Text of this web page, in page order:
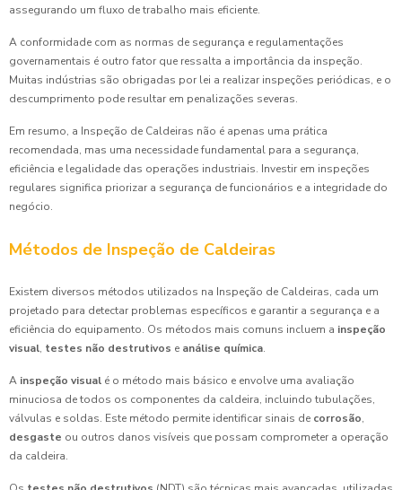
assegurando um fluxo de trabalho mais eficiente.
A conformidade com as normas de segurança e regulamentações
governamentais é outro fator que ressalta a importância da inspeção.
Muitas indústrias são obrigadas por lei a realizar inspeções periódicas, e o
descumprimento pode resultar em penalizações severas.
Em resumo, a Inspeção de Caldeiras não é apenas uma prática
recomendada, mas uma necessidade fundamental para a segurança,
eficiência e legalidade das operações industriais. Investir em inspeções
regulares significa priorizar a segurança de funcionários e a integridade do
negócio.
Métodos de Inspeção de Caldeiras
Existem diversos métodos utilizados na Inspeção de Caldeiras, cada um
projetado para detectar problemas específicos e garantir a segurança e a
eficiência do equipamento. Os métodos mais comuns incluem a inspeção
visual, testes não destrutivos e análise química.
A inspeção visual é o método mais básico e envolve uma avaliação
minuciosa de todos os componentes da caldeira, incluindo tubulações,
válvulas e soldas. Este método permite identificar sinais de corrosão,
desgaste ou outros danos visíveis que possam comprometer a operação
da caldeira.